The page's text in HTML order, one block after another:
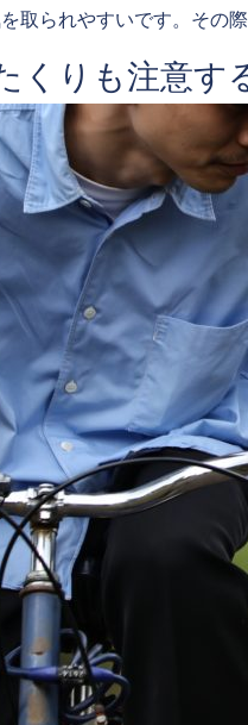
取られやすいです。そ
くりも注意す